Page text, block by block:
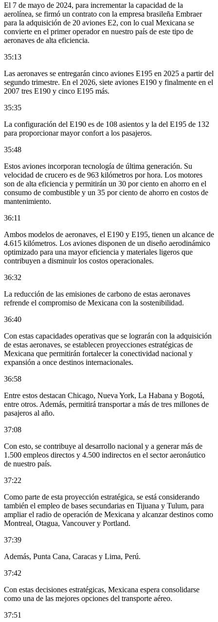
El 7 de mayo de 2024, para incrementar la capacidad de la
aerolínea, se firmó un contrato con la empresa brasileña Embraer
para la adquisición de 20 aviones E2, con lo cual Mexicana se
convierte en el primer operador en nuestro país de este tipo de
aeronaves de alta eficiencia.
35:13
Las aeronaves se entregarán cinco aviones E195 en 2025 a partir del
segundo trimestre. En el 2026, siete aviones E190 y finalmente en el
2007 tres E190 y cinco E195 más.
35:35
La configuración del E190 es de 108 asientos y la del E195 de 132
para proporcionar mayor confort a los pasajeros.
35:48
Estos aviones incorporan tecnología de última generación. Su
velocidad de crucero es de 963 kilómetros por hora. Los motores
son de alta eficiencia y permitirán un 30 por ciento en ahorro en el
consumo de combustible y un 35 por ciento de ahorro en costos de
mantenimiento.
36:11
Ambos modelos de aeronaves, el E190 y E195, tienen un alcance de
4.615 kilómetros. Los aviones disponen de un diseño aerodinámico
optimizado para una mayor eficiencia y materiales ligeros que
contribuyen a disminuir los costos operacionales.
36:32
La reducción de las emisiones de carbono de estas aeronaves
refrende el compromiso de Mexicana con la sostenibilidad.
36:40
Con estas capacidades operativas que se lograrán con la adquisición
de estas aeronaves, se establecen proyecciones estratégicas de
Mexicana que permitirán fortalecer la conectividad nacional y
expansión a once destinos internacionales.
36:58
Entre estos destacan Chicago, Nueva York, La Habana y Bogotá,
entre otros. Además, permitirá transportar a más de tres millones de
pasajeros al año.
37:08
Con esto, se contribuye al desarrollo nacional y a generar más de
1.500 empleos directos y 4.500 indirectos en el sector aeronáutico
de nuestro país.
37:22
Como parte de esta proyección estratégica, se está considerando
también el empleo de bases secundarias en Tijuana y Tulum, para
ampliar el radio de operación de Mexicana y alcanzar destinos como
Montreal, Otagua, Vancouver y Portland.
37:39
Además, Punta Cana, Caracas y Lima, Perú.
37:42
Con estas decisiones estratégicas, Mexicana espera consolidarse
como una de las mejores opciones del transporte aéreo.
37:51